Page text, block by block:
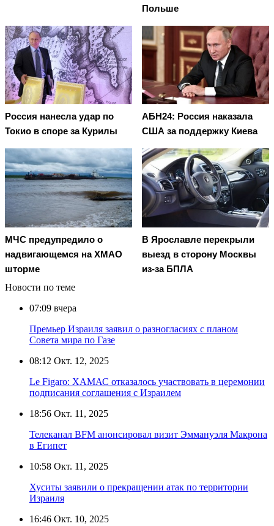
Польше
Россия нанесла удар по
Токио в споре за Курилы
АБН24: Россия наказала
США за поддержку Киева
МЧС предупредило о
надвигающемся на ХМАО
шторме
В Ярославле перекрыли
выезд в сторону Москвы
из-за БПЛА
Новости по теме
07:09 вчера
Премьер Израиля заявил о разногласиях с планом
Совета мира по Газе
08:12 Окт. 12, 2025
Le Figaro: ХАМАС отказалось участвовать в церемонии
подписания соглашения с Израилем
18:56 Окт. 11, 2025
Телеканал BFM анонсировал визит Эммануэля Макрона
в Египет
10:58 Окт. 11, 2025
Хуситы заявили о прекращении атак по территории
Израиля
16:46 Окт. 10, 2025